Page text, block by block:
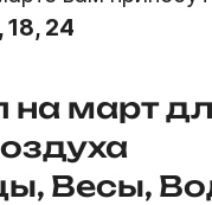
18, 24
на март
Весы,